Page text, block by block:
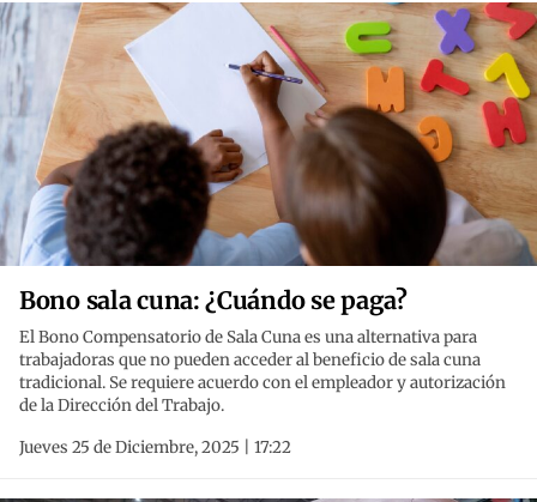
Bono sala cuna: ¿Cuándo se paga?
El Bono Compensatorio de Sala Cuna es una alternativa para
trabajadoras que no pueden acceder al beneficio de sala cuna
tradicional. Se requiere acuerdo con el empleador y autorización
de la Dirección del Trabajo.
Jueves 25 de Diciembre, 2025 | 17:22